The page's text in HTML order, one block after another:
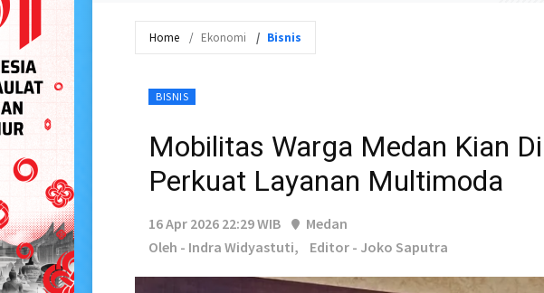
Home Ekonomi Bisnis
BISNIS
Mobilitas Warga Medan Kian
Perkuat Layanan Multimoda
16 Apr 2026 22:29 WIB
Medan
Oleh - Indra Widyastuti,
Editor - Joko Saputra